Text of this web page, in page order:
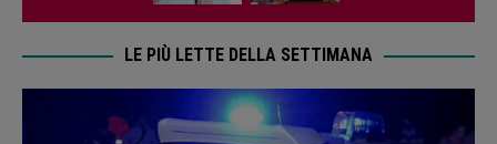
LE PIÙ LETTE DELLA SETTIMANA